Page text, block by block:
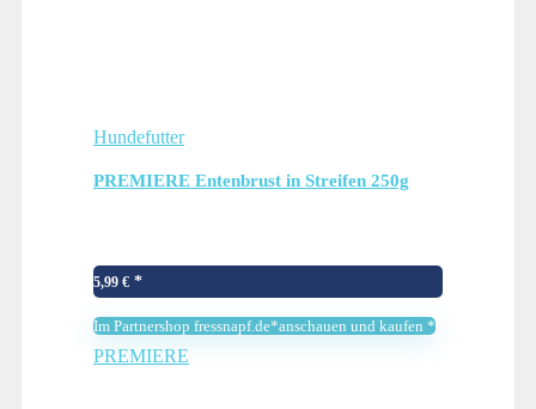
Hundefutter
PREMIERE Entenbrust in Streifen 250g
5,99 €
Im Partnershop fressnapf.de*anschauen und kaufen *
PREMIERE